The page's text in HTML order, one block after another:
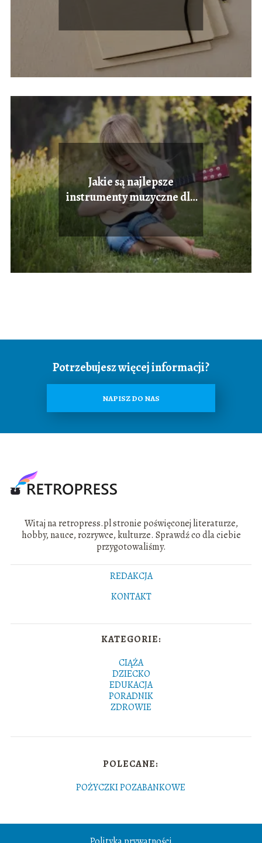
Jakie są najlepsze
instrumenty muzyczne dla
dzieci?
Potrzebujesz więcej informacji?
NAPISZ DO NAS
Witaj na retropress.pl stronie poświęconej literaturze,
hobby, nauce, rozrywce, kulturze. Sprawdź co dla ciebie
przygotowaliśmy.
REDAKCJA
KONTAKT
KATEGORIE:
CIĄŻA
DZIECKO
EDUKACJA
PORADNIK
ZDROWIE
POLECANE:
POŻYCZKI POZABANKOWE